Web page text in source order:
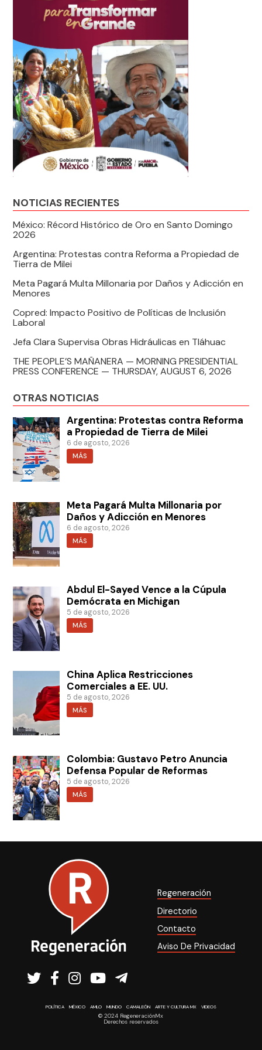
NOTICIAS RECIENTES
México: Récord Histórico de Oro en Santo Domingo
2026
Argentina: Protestas contra Reforma a Propiedad de
Tierra de Milei
Meta Pagará Multa Millonaria por Daños y Adicción en
Menores
Copred: Impacto Positivo de Políticas de Inclusión
Laboral
Jefa Clara Supervisa Obras Hidráulicas en Tláhuac
THE PEOPLE’S MAÑANERA — MORNING PRESIDENTIAL
PRESS CONFERENCE — THURSDAY, AUGUST 6, 2026
OTRAS NOTICIAS
Argentina: Protestas contra Reforma
a Propiedad de Tierra de Milei
6 de agosto, 2026
MÁS
Meta Pagará Multa Millonaria por
Daños y Adicción en Menores
6 de agosto, 2026
MÁS
Abdul El-Sayed Vence a la Cúpula
Demócrata en Michigan
5 de agosto, 2026
MÁS
China Aplica Restricciones
Comerciales a EE. UU.
5 de agosto, 2026
MÁS
Colombia: Gustavo Petro Anuncia
Defensa Popular de Reformas
5 de agosto, 2026
MÁS
Regeneración
Directorio
Contacto
Aviso De Privacidad
POLÍTICA MÉXICO AMLO MUNDO CAMALEÓN ARTE Y CULTURA MX VIDEOS
© 2024 RegeneraciónMx
Derechos reservados